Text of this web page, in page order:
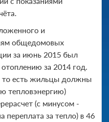
и
общедомовых
за июнь 2015 был
за 2014 год.
то есть жильцы должны
тепловэнергию)
(с минусом -
за тепло) в 46